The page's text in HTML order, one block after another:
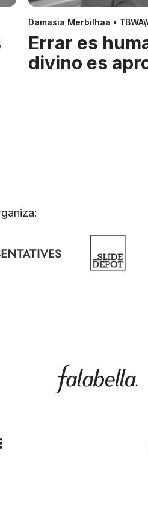
Damasia Merbilhaa •
Errar es
divino es